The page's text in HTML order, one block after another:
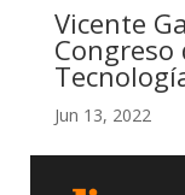
Vicente
Congreso
Jun 13, 2022